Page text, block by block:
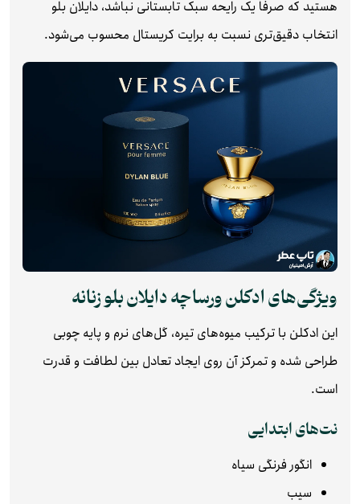
هستید که صرفاً یک رایحه سبک تابستانی نباشد، دایلان بلو
انتخاب دقیق‌تری نسبت به برایت کریستال محسوب می‌شود.
ویژگی‌های ادکلن ورساچه دایلان بلو زنانه
این ادکلن با ترکیب میوه‌های تیره، گل‌های نرم و پایه چوبی
طراحی شده و تمرکز آن روی ایجاد تعادل بین لطافت و قدرت
است.
نت‌های ابتدایی
انگور فرنگی سیاه
سیب